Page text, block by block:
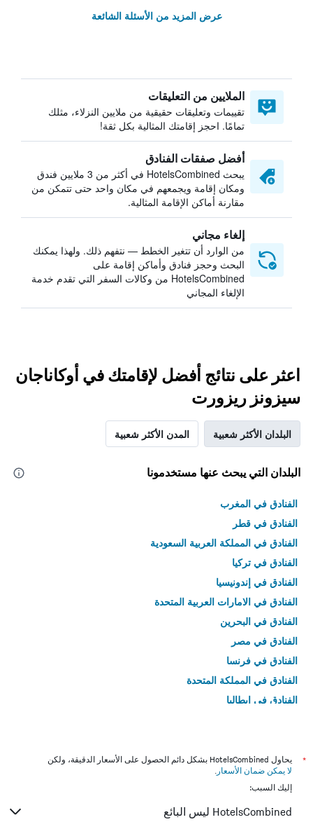
عرض المزيد من الأسئلة الشائعة
الملايين من التعليقات
تقييمات وتعليقات حقيقية من ملايين النزلاء، مثلك
تمامًا. احجز إقامتك المثالية بكل ثقة!
أفضل صفقات الفنادق
يبحث HotelsCombined في أكثر من 3 ملايين فندق
ومكان إقامة ويجمعهم في مكان واحد حتى تتمكن من
مقارنة أماكن الإقامة المثالية.
إلغاء مجاني
من الوارد أن تتغير الخطط — نتفهم ذلك. ولهذا يمكنك
البحث وحجز فنادق وأماكن إقامة على
HotelsCombined من وكالات السفر التي تقدم خدمة
الإلغاء المجاني
اعثر على نتائج أفضل لإقامتك في أوكاناجان
سيزونز ريزورت
البلدان الأكثر شعبية المدن الأكثر شعبية
البلدان التي يبحث عنها مستخدمونا
الفنادق في المغرب
الفنادق في قطر
الفنادق في المملكة العربية السعودية
الفنادق في تركيا
الفنادق في إندونيسيا
الفنادق في الامارات العربية المتحدة
الفنادق في البحرين
الفنادق في مصر
الفنادق في فرنسا
الفنادق في المملكة المتحدة
الفنادق في إيطاليا
*
يحاول HotelsCombined بشكل دائم الحصول على الأسعار الدقيقة، ولكن
لا يمكن ضمان الأسعار .
إليك السبب:
HotelsCombined ليس البائع